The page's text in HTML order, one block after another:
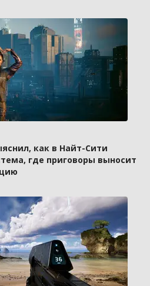
как в Найт-Сити
где приговоры выносит